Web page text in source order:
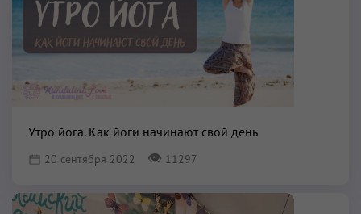
Утро йога. Как йоги начинают свой день
20 сентября 2022 👁 11297